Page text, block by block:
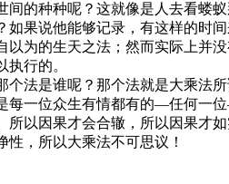
种种呢？这就像是人去看蝼
果说他能够记录，有这样的时
为的生天之法；然而实际上并
行的。
是谁呢？那个法就是大乘法
每一位众生有情都有的—任何一
所以因果才会合辙，所以因果
，所以大乘法不可思议！